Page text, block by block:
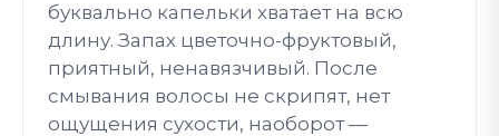
буквально капельки хватает на всю
длину. Запах цветочно-фруктовый,
приятный, ненавязчивый. После
смывания волосы не скрипят, нет
ощущения сухости, наоборот —